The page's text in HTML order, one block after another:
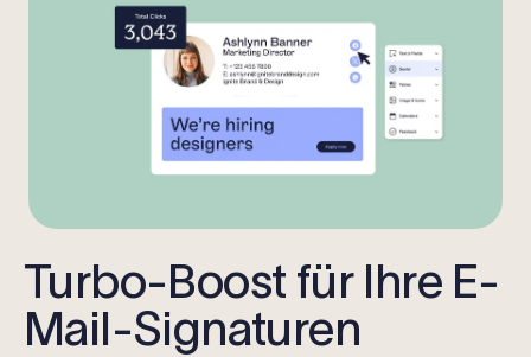
Turbo-Boost für Ihre E-
Mail-Signaturen